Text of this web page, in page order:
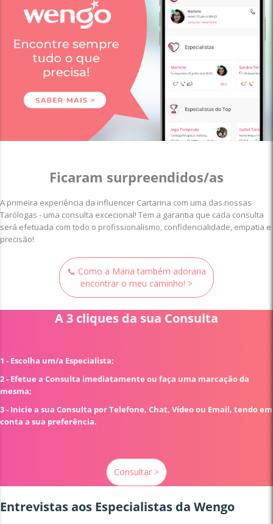
Ficaram surpreendidos/as
A primeira experiência da influencer Cartarina com uma das nossas
Tarólogas - uma consulta excecional! Tem a garantia que cada consulta
será efetuada com todo o profissionalismo, confidencialidade, empatia e
precisão!
📞 Como a Maria também adoraria
encontrar o meu caminho! >
A 3 cliques da sua Consulta
1 - Escolha um/a Especialista;
2 - Efetue a Consulta imediatamente ou faça uma marcação da
mesma;
3 - Inicie a sua Consulta por Telefone, Chat, Vídeo ou Email, tendo em
conta a sua preferência.
Consultar >
Entrevistas aos Especialistas da Wengo